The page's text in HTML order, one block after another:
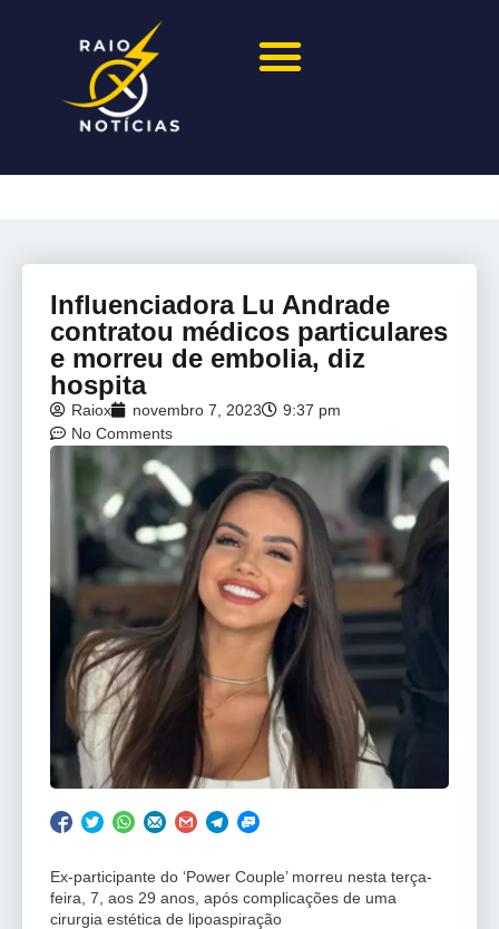
Influenciadora Lu Andrade
contratou médicos particulares
e morreu de embolia, diz
hospita
Raiox novembro 7, 2023
9:37 pm
No Comments
Ex-participante do ‘Power Couple’ morreu nesta terça-
feira, 7, aos 29 anos, após complicações de uma
cirurgia estética de lipoaspiração